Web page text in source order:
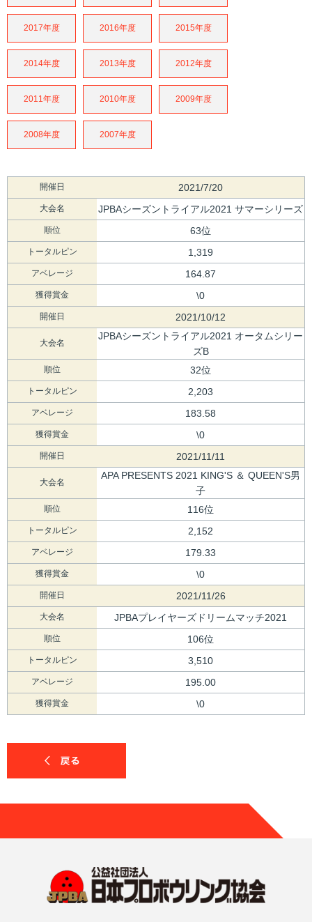
2017年度 2016年度 2015年度
2014年度 2013年度 2012年度
2011年度 2010年度 2009年度
2008年度 2007年度
開催日 2021/7/20
大会名 JPBAシーズントライアル2021 サマーシリーズ
順位 63位
トータルピン 1,319
アベレージ 164.87
獲得賞金 \0
開催日 2021/10/12
大会名
JPBAシーズントライアル2021 オータムシリー
ズB
順位 32位
トータルピン 2,203
アベレージ 183.58
獲得賞金 \0
開催日 2021/11/11
大会名
APA PRESENTS 2021 KING'S ＆ QUEEN'S男
子
順位 116位
トータルピン 2,152
アベレージ 179.33
獲得賞金 \0
開催日 2021/11/26
大会名 JPBAプレイヤーズドリームマッチ2021
順位 106位
トータルピン 3,510
アベレージ 195.00
獲得賞金 \0